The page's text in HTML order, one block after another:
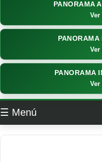
PANORAMA
PANORAMA
☰ Menú